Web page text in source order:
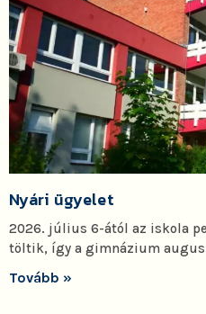
Nyári ügyelet
2026. július 6-ától az iskola
töltik, így a gimnázium
Tovább »